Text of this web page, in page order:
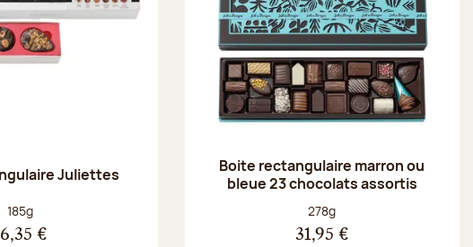
Juliettes
Poids net :
185g
€
Boite rectangulaire marron ou
bleue 23 chocolats assortis
Poids net :
278g
31,95 €